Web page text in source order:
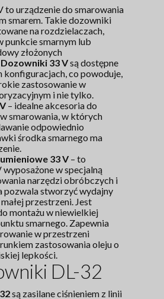
to urządzenie do smarowania
smarem. Takie dozowniki
na rozdzielaczach,
punkcie smarnym lub
złożonych
Dozowniki 33 Vsą dostępne
konfiguracjach, co powoduje,
zastosowanie w
i nie tylko.
– idealne akcesoria do
smarowania, w których
odpowiednio
środka smarnego ma
33 V – to
w specjalną
narzędzi obróbczych i
pozwala stworzyć wydajny
przestrzeni. Jest
montażu w niewielkiej
smarnego. Zapewnia
w przestrzeni
zastosowania oleju o
lepkości.
DL-32
są zasilane ciśnieniem z linii